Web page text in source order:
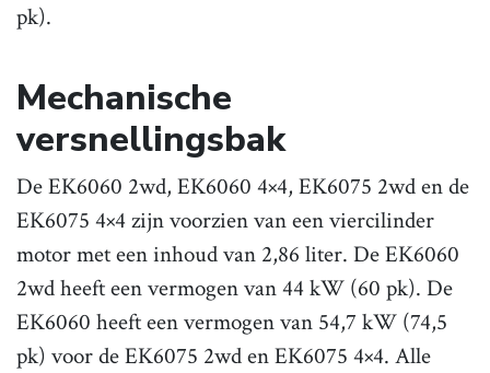
pk).
Mechanische
versnellingsbak
De EK6060 2wd, EK6060 4×4, EK6075 2wd en de
EK6075 4×4 zijn voorzien van een viercilinder
motor met een inhoud van 2,86 liter. De EK6060
2wd heeft een vermogen van 44 kW (60 pk). De
EK6060 heeft een vermogen van 54,7 kW (74,5
pk) voor de EK6075 2wd en EK6075 4×4. Alle